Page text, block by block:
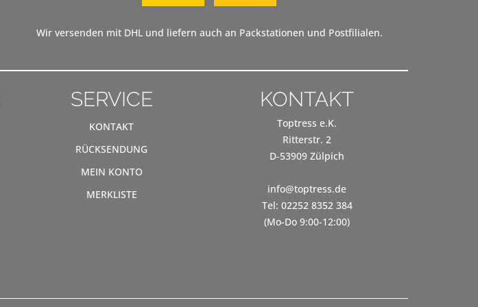
Wir versenden mit DHL und liefern auch an Packstationen und Postfilialen.
SERVICE
KONTAKT
RÜCKSENDUNG
MEIN KONTO
MERKLISTE
KONTAKT
Toptress e.K.
Ritterstr. 2
D-53909 Zülpich
info@toptress.de
Tel: 02252 8352 384
(Mo-Do 9:00-12:00)